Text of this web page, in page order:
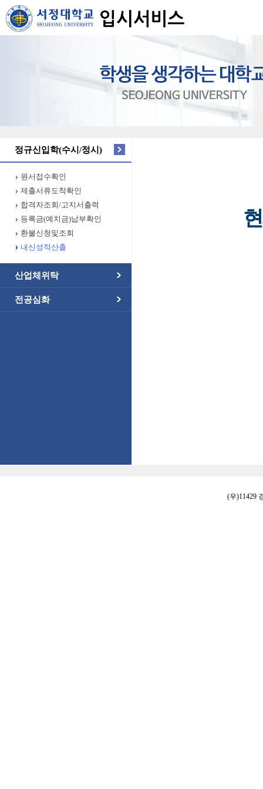
정규신입학(수시/정시)
원서접수확인
제출서류도착확인
합격자조회/고지서출력
등록금(예치금)납부확인
환불신청및조회
내신성적산출
산업체위탁
전공심화
(우)11429